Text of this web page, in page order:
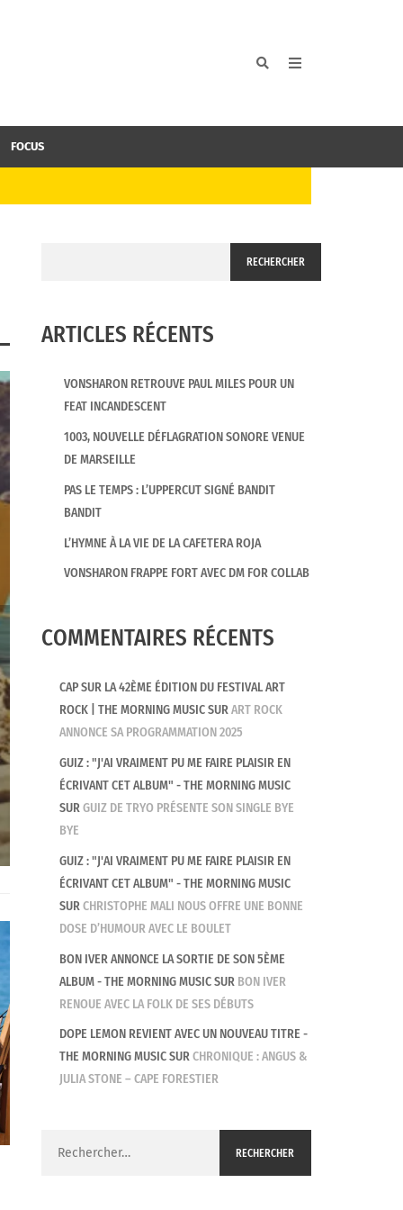
FOCUS
CHRONIQUES
DOPE LEMON – ‘KIMOSABÈ’
RECHERCHER
ARTICLES RÉCENTS
VONSHARON RETROUVE PAUL MILES POUR UN
FEAT INCANDESCENT
1003, NOUVELLE DÉFLAGRATION SONORE VENUE
DE MARSEILLE
PAS LE TEMPS : L’UPPERCUT SIGNÉ BANDIT
BANDIT
L’HYMNE À LA VIE DE LA CAFETERA ROJA
VONSHARON FRAPPE FORT AVEC DM FOR COLLAB
COMMENTAIRES RÉCENTS
CAP SUR LA 42ÈME ÉDITION DU FESTIVAL ART
ROCK | THE MORNING MUSICSURART ROCK
ANNONCE SA PROGRAMMATION 2025
GUIZ : "J'AI VRAIMENT PU ME FAIRE PLAISIR EN
ÉCRIVANT CET ALBUM" - THE MORNING MUSIC
SURGUIZ DE TRYO PRÉSENTE SON SINGLE BYE
BYE
GUIZ : "J'AI VRAIMENT PU ME FAIRE PLAISIR EN
ÉCRIVANT CET ALBUM" - THE MORNING MUSIC
SURCHRISTOPHE MALI NOUS OFFRE UNE BONNE
DOSE D’HUMOUR AVEC LE BOULET
BON IVER ANNONCE LA SORTIE DE SON 5ÈME
ALBUM - THE MORNING MUSICSUR BON IVER
RENOUE AVEC LA FOLK DE SES DÉBUTS
DOPE LEMON REVIENT AVEC UN NOUVEAU TITRE -
THE MORNING MUSICSURCHRONIQUE : ANGUS &
JULIA STONE – CAPE FORESTIER